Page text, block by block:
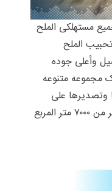
مستهلکی الملح
الملح
وأعلى جوده
مجموعه متنوعه
وتصدیرها على
نطاق واسع. مساحه المصنع: أکثر من ۷۰۰۰ متر المربع